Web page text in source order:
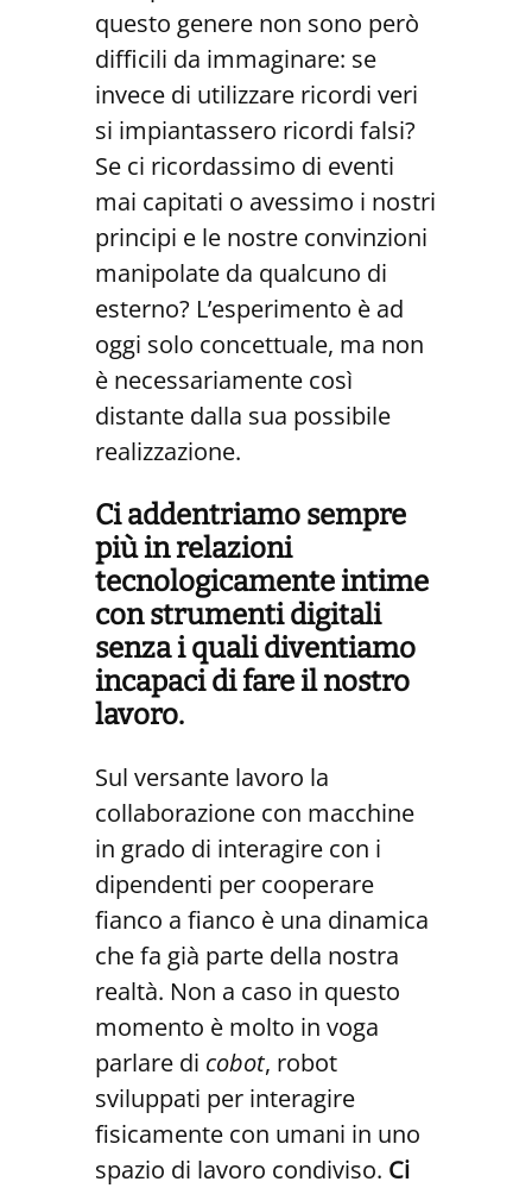
questo genere non sono però
difficili da immaginare: se
invece di utilizzare ricordi veri
si impiantassero ricordi falsi?
Se ci ricordassimo di eventi
mai capitati o avessimo i nostri
principi e le nostre convinzioni
manipolate da qualcuno di
esterno? L’esperimento è ad
oggi solo concettuale, ma non
è necessariamente così
distante dalla sua possibile
realizzazione.
Ci addentriamo sempre
più in relazioni
tecnologicamente intime
con strumenti digitali
senza i quali diventiamo
incapaci di fare il nostro
lavoro.
Sul versante lavoro la
collaborazione con macchine
in grado di interagire con i
dipendenti per cooperare
fianco a fianco è una dinamica
che fa già parte della nostra
realtà. Non a caso in questo
momento è molto in voga
parlare di cobot, robot
sviluppati per interagire
fisicamente con umani in uno
spazio di lavoro condiviso. Ci